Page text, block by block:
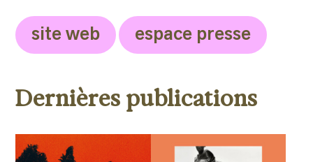
site web espace presse
Dernières publications